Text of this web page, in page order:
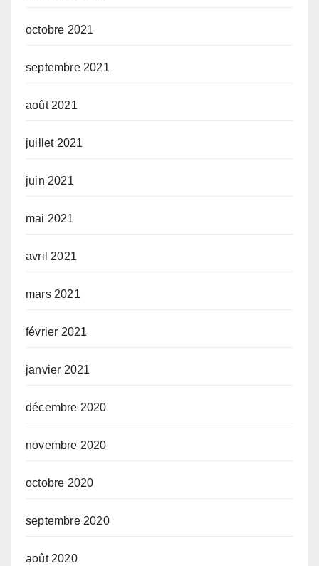
octobre 2021
septembre 2021
août 2021
juillet 2021
juin 2021
mai 2021
avril 2021
mars 2021
février 2021
janvier 2021
décembre 2020
novembre 2020
octobre 2020
septembre 2020
août 2020